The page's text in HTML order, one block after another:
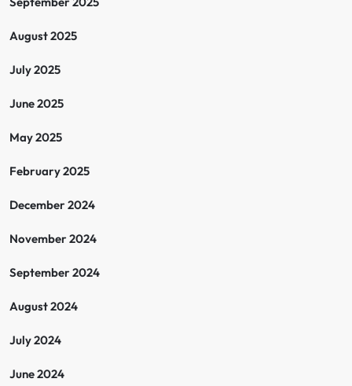
August 2025
July 2025
June 2025
May 2025
February 2025
December 2024
November 2024
September 2024
August 2024
July 2024
June 2024